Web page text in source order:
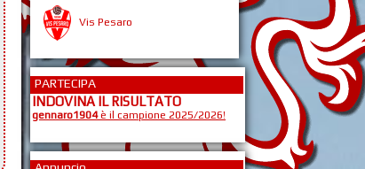
Vis Pesaro
PARTECIPA
INDOVINA IL RISULTATO
gennaro1904è il campione 2025/2026!